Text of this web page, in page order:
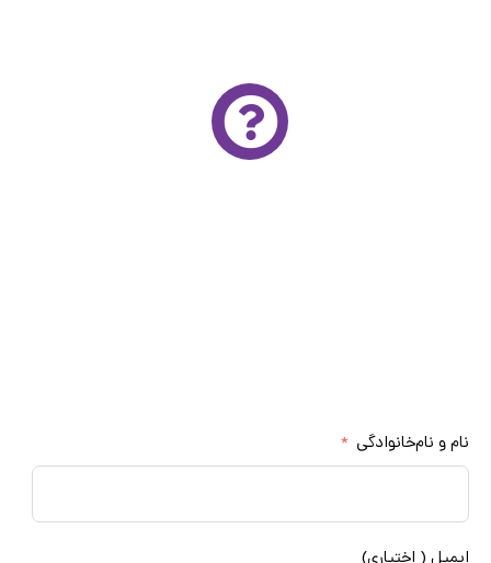
مشاوره رایگانو نام‌خانوادگی